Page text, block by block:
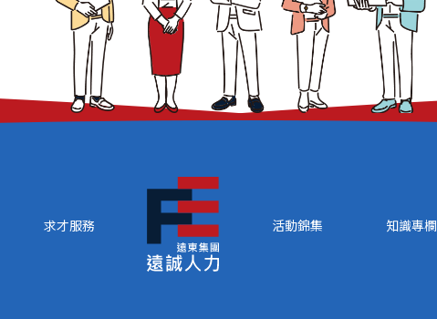
求才服務 活動錦集 知識專欄